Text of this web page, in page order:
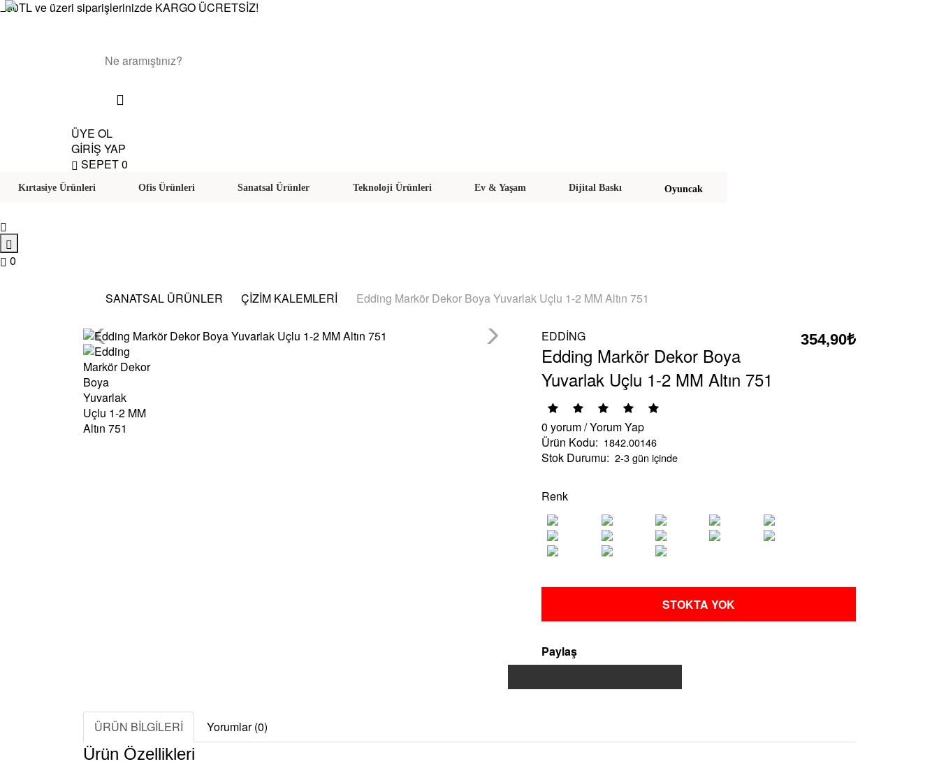
250TL ve üzeri siparişlerinizde KARGO ÜCRETSİZ!
ÜYE OL
GİRİŞ YAP
SEPET0
Kırtasiye Ürünleri Ofis Ürünleri Sanatsal Ürünler Teknoloji Ürünleri Ev & Yaşam Dijital Baskı Oyuncak
0
SANATSAL ÜRÜNLER ÇİZİM KALEMLERİ Edding Markör Dekor Boya Yuvarlak Uçlu 1-2 MM Altın 751
EDDİNG
Edding Markör Dekor Boya
Yuvarlak Uçlu 1-2 MM Altın 751
0 yorum/Yorum Yap
Ürün Kodu: 1842.00146
Stok Durumu: 2-3 gün içinde
354,90₺
Renk
STOKTA YOK
Paylaş
ÜRÜN BİLGİLERİ Yorumlar (0)
Ürün Özellikleri